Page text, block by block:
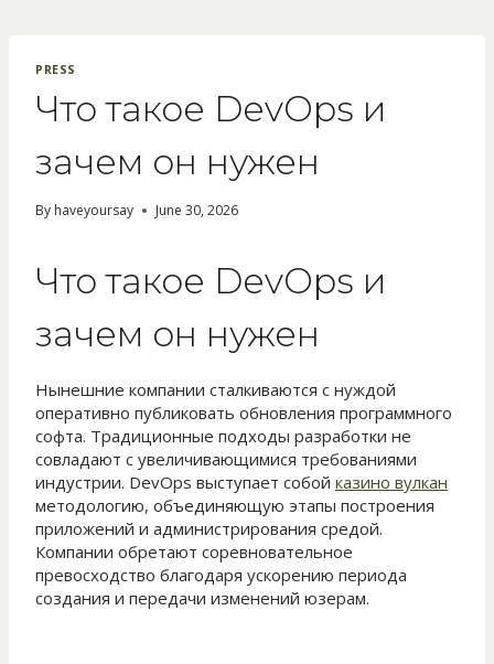
PRESS
Что такое DevOps и
зачем он нужен
By haveyoursay June 30, 2026
Что такое DevOps и
зачем он нужен
Нынешние компании сталкиваются с нуждой
оперативно публиковать обновления программного
софта. Традиционные подходы разработки не
совладают с увеличивающимися требованиями
индустрии. DevOps выступает собой казино вулкан
методологию, объединяющую этапы построения
приложений и администрирования средой.
Компании обретают соревновательное
превосходство благодаря ускорению периода
создания и передачи изменений юзерам.